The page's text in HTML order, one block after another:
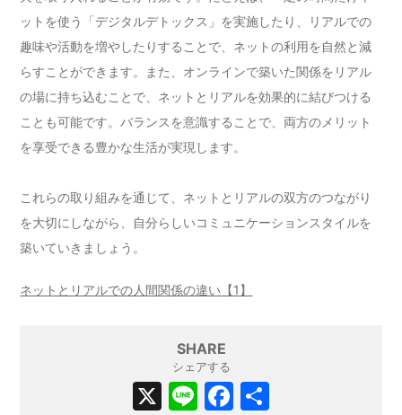
ットを使う「デジタルデトックス」を実施したり、リアルでの
趣味や活動を増やしたりすることで、ネットの利用を自然と減
らすことができます。また、オンラインで築いた関係をリアル
の場に持ち込むことで、ネットとリアルを効果的に結びつける
ことも可能です。バランスを意識することで、両方のメリット
を享受できる豊かな生活が実現します。
これらの取り組みを通じて、ネットとリアルの双方のつながり
を大切にしながら、自分らしいコミュニケーションスタイルを
築いていきましょう。
ネットとリアルでの人間関係の違い【1】
SHARE
シェアする
X Li F